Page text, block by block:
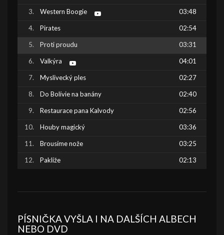
Western Boogie 03:48
Pirates 02:54
Proti proudu 03:31
Valkýra 04:01
Myslivecký ples 02:27
Do Bolívie na banány 02:40
Restaurace pana Kalvody 02:56
Houby magický 03:36
Brousíme nože 03:25
Pakliže 02:13
PÍSNIČKA VYŠLA I NA DALŠÍCH ALBECH
NEBO DVD